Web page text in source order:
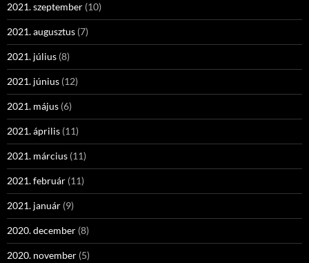
2021. szeptember (10)
2021. augusztus (7)
2021. július (8)
2021. június (12)
2021. május (6)
2021. április (11)
2021. március (11)
2021. február (11)
2021. január (9)
2020. december (8)
2020. november (5)